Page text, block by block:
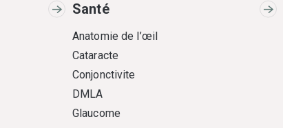
Santé
Anatomie de l’œil
Cataracte
Conjonctivite
DMLA
Glaucome